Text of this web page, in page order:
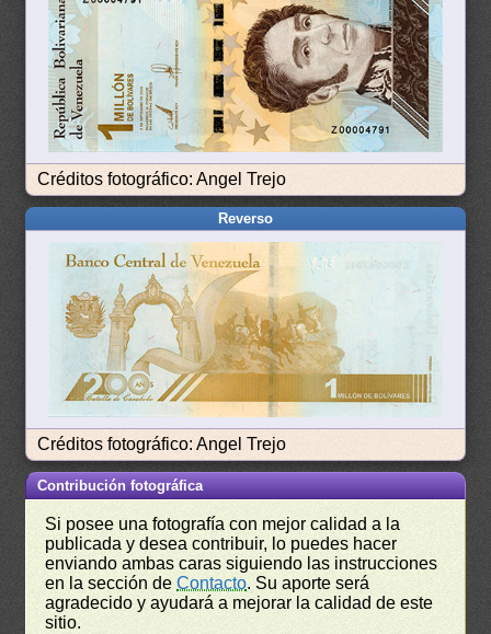
Créditos fotográfico: Angel Trejo
Reverso
Créditos fotográfico: Angel Trejo
Contribución fotográfica
Si posee una fotografía con mejor calidad a la
publicada y desea contribuir, lo puedes hacer
enviando ambas caras siguiendo las instrucciones
en la sección deContacto. Su aporte será
agradecido y ayudará a mejorar la calidad de este
sitio.